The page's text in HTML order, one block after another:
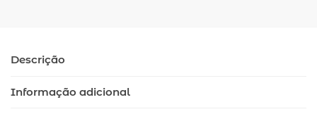
Descrição
Informação adicional